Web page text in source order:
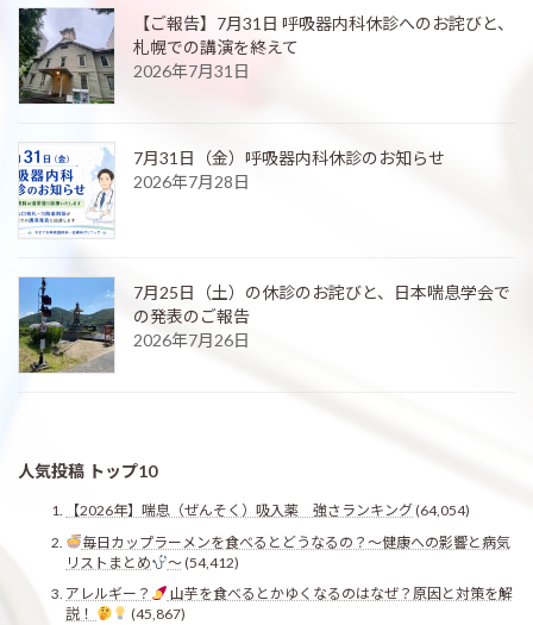
【ご報告】7月31日 呼吸器内科休診へのお詫びと、
札幌での講演を終えて
2026年7月31日
7月31日（金）呼吸器内科休診のお知らせ
2026年7月28日
7月25日（土）の休診のお詫びと、日本喘息学会で
の発表のご報告
2026年7月26日
人気投稿 トップ10
【2026年】喘息（ぜんそく）吸入薬 強さランキング(64,054)
毎日カップラーメンを食べるとどうなるの？〜健康への影響と病気
リストまとめ
〜(54,412)
アレルギー？
山芋を食べるとかゆくなるのはなぜ？原因と対策を解
説！
(45,867)